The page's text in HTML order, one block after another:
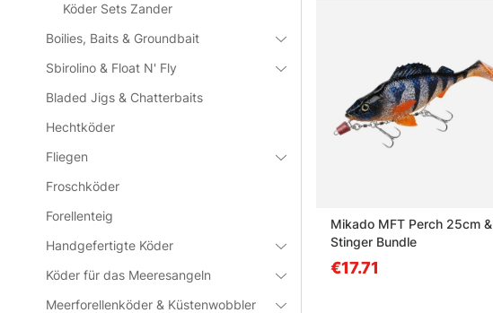
Köder Sets Zander
Boilies, Baits & Groundbait
Sbirolino & Float N' Fly
Bladed Jigs & Chatterbaits
Hechtköder
Fliegen
Froschköder
Forellenteig
Handgefertigte Köder
Köder für das Meeresangeln
Meerforellenköder & Küstenwobbler
VMC Baby Mustache Shallow
& Soft Peto 18 cm Bundle
€36.90
Mikado MFT Perch 25cm &
Stinger Bundle
€17.71